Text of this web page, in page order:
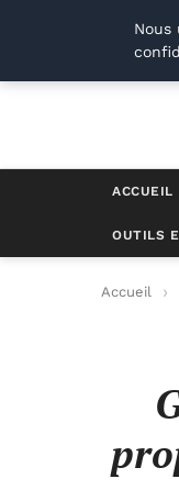
Lyon Photos
ACCUEIL
OUTILS
Accueil
Nous